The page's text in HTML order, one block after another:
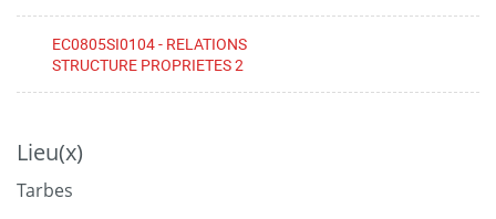
EC0805SI0104 - RELATIONS
STRUCTURE PROPRIETES 2
Lieu(x)
Tarbes